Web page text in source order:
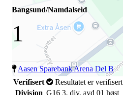
Bangsund/Namdalseid
1
Aasen Sparebank Arena Del B
Verifisert
Resultatet er verifisert
Divisjon G16 3. div. avd 01 høst